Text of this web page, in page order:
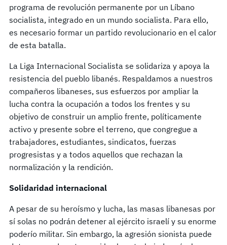
programa de revolución permanente por un Líbano
socialista, integrado en un mundo socialista. Para ello,
es necesario formar un partido revolucionario en el calor
de esta batalla.
La Liga Internacional Socialista se solidariza y apoya la
resistencia del pueblo libanés. Respaldamos a nuestros
compañeros libaneses, sus esfuerzos por ampliar la
lucha contra la ocupación a todos los frentes y su
objetivo de construir un amplio frente, políticamente
activo y presente sobre el terreno, que congregue a
trabajadores, estudiantes, sindicatos, fuerzas
progresistas y a todos aquellos que rechazan la
normalización y la rendición.
Solidaridad internacional
A pesar de su heroísmo y lucha, las masas libanesas por
sí solas no podrán detener al ejército israelí y su enorme
poderío militar. Sin embargo, la agresión sionista puede